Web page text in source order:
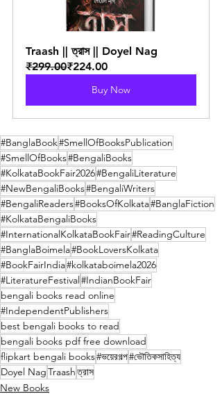
Traash || ত্রাস || Doyel Nag
₹299.00₹224.00
Buy Now
#BanglaBook#SmellOfBooksPublication
#SmellOfBooks#BengaliBooks
#KolkataBookFair2026#BengaliLiterature
#NewBengaliBooks#BengaliWriters
#BengaliReaders#BooksOfKolkata#BanglaFiction
#KolkataBengaliBooks
#InternationalKolkataBookFair#ReadingCulture
#BanglaBoimela#BookLoversKolkata
#BookFairIndia#kolkataboimela2026
#LiteratureFestival#IndianBookFair
bengali books read online
#IndependentPublishers
best bengali books to read
bengali books pdf free download
flipkart bengali books#ভয়েরগল্প#ভৌতিকসাহিত্য
Doyel NagTraashত্রাস
New Books